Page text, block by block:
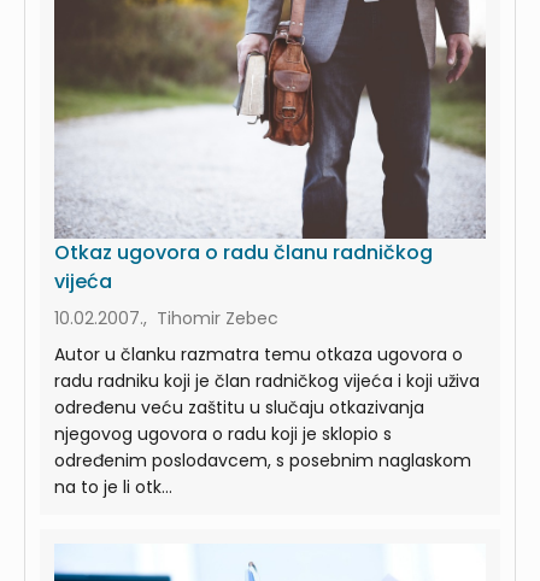
Otkaz ugovora o radu članu radničkog
vijeća
10.02.2007., Tihomir Zebec
Autor u članku razmatra temu otkaza ugovora o
radu radniku koji je član radničkog vijeća i koji uživa
određenu veću zaštitu u slučaju otkazivanja
njegovog ugovora o radu koji je sklopio s
određenim poslodavcem, s posebnim naglaskom
na to je li otk...